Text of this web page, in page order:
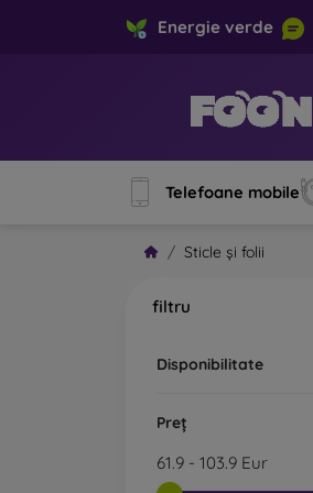
Energie verde
Telefoane mobile
Sticle și folii
filtru
Disponibilitate
Preț
61.9 - 103.9 Eur